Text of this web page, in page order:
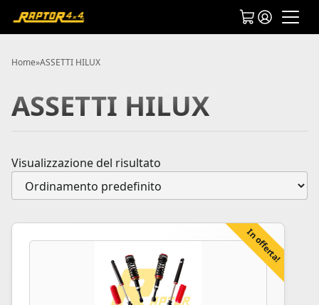
Home»ASSETTI HILUX
ASSETTI HILUX
Visualizzazione del risultato
In offerta!